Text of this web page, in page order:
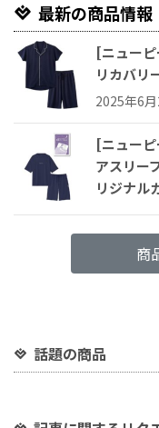
最新の商品情報
[ニュー
リカバリ
2025年6
[ニュー
アスリー
リジナル
商
話題の商品